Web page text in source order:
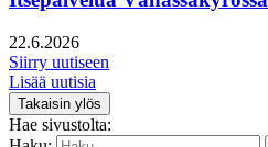
22.6.2026
Siirry uutiseen
Lisää uutisia
Takaisin ylös
Hae sivustolta: